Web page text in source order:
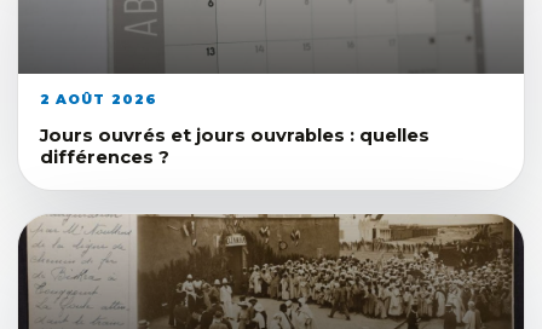
2 AOÛT 2026
Jours ouvrés et jours ouvrables : quelles
différences ?